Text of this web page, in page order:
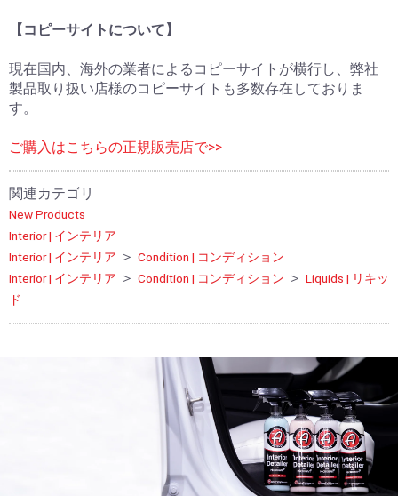
【コピーサイトについて】
現在国内、海外の業者によるコピーサイトが横行し、弊社
製品取り扱い店様のコピーサイトも多数存在しておりま
す。
ご購入はこちらの正規販売店で>>
関連カテゴリ
New Products
Interior | インテリア
Interior | インテリア ＞ Condition | コンディション
Interior | インテリア ＞ Condition | コンディション ＞ Liquids | リキッ
ド